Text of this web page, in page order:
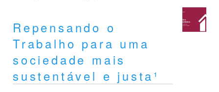
Repensando o
Trabalho para uma
sociedade mais
sustentável e justa¹